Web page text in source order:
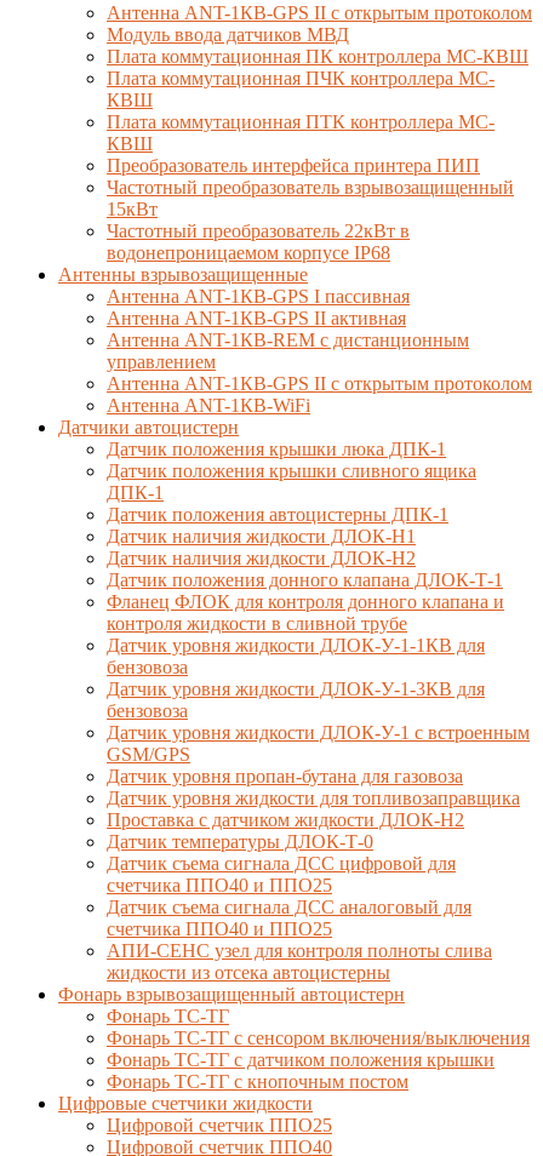
Антенна ANT-1КВ-GPS II с открытым протоколом
Модуль ввода датчиков МВД
Плата коммутационная ПК контроллера МС-КВШ
Плата коммутационная ПЧК контроллера МС-
КВШ
Плата коммутационная ПТК контроллера МС-
КВШ
Преобразователь интерфейса принтера ПИП
Частотный преобразователь взрывозащищенный
15кВт
Частотный преобразователь 22кВт в
водонепроницаемом корпусе IP68
Антенны взрывозащищенные
Антенна ANT-1КВ-GPS I пассивная
Антенна ANT-1КВ-GPS II активная
Антенна ANT-1КВ-REM c дистанционным
управлением
Антенна ANT-1КВ-GPS II с открытым протоколом
Антенна ANT-1КВ-WiFi
Датчики автоцистерн
Датчик положения крышки люка ДПК-1
Датчик положения крышки сливного ящика
ДПК-1
Датчик положения автоцистерны ДПК-1
Датчик наличия жидкости ДЛОК-Н1
Датчик наличия жидкости ДЛОК-Н2
Датчик положения донного клапана ДЛОК-Т-1
Фланец ФЛОК для контроля донного клапана и
контроля жидкости в сливной трубе
Датчик уровня жидкости ДЛОК-У-1-1КВ для
бензовоза
Датчик уровня жидкости ДЛОК-У-1-3КВ для
бензовоза
Датчик уровня жидкости ДЛОК-У-1 с встроенным
GSM/GPS
Датчик уровня пропан-бутана для газовоза
Датчик уровня жидкости для топливозаправщика
Проставка с датчиком жидкости ДЛОК-Н2
Датчик температуры ДЛОК-Т-0
Датчик съема сигнала ДСС цифровой для
счетчика ППО40 и ППО25
Датчик съема сигнала ДСС аналоговый для
счетчика ППО40 и ППО25
АПИ-СЕНС узел для контроля полноты слива
жидкости из отсека автоцистерны
Фонарь взрывозащищенный автоцистерн
Фонарь ТС-ТГ
Фонарь ТС-ТГ с сенсором включения/выключения
Фонарь ТС-ТГ с датчиком положения крышки
Фонарь ТС-ТГ с кнопочным постом
Цифровые счетчики жидкости
Цифровой счетчик ППО25
Цифровой счетчик ППО40